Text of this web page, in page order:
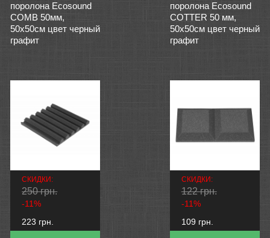
поролона Ecosound
COMB 50мм,
50х50см цвет черный
графит
поролона Ecosound
COTTER 50 мм,
50х50см цвет черный
графит
СКИДКИ:
250 грн.
-11%
223 грн.
СКИДКИ:
122 грн.
-11%
109 грн.